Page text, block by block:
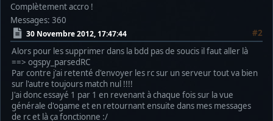
Complètement accro !
Messages: 360
30 Novembre 2012, 17:47:44
#2
Alors pour les supprimer dans la bdd pas de soucis il faut aller là
==> ogspy_parsedRC
Par contre j'ai retenté d'envoyer les rc sur un serveur tout va bien
sur l'autre toujours match nul !!!!
J'ai donc essayé 1 par 1 en revenant à chaque fois sur la vue
générale d'ogame et en retournant ensuite dans mes messages
de rc et là ça fonctionne :/